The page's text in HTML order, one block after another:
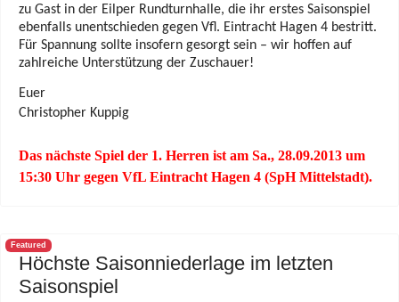
zu Gast in der Eilper Rundturnhalle, die ihr erstes Saisonspiel
ebenfalls unentschieden gegen Vfl. Eintracht Hagen 4 bestritt.
Für Spannung sollte insofern gesorgt sein – wir hoffen auf
zahlreiche Unterstützung der Zuschauer!
Euer
Christopher Kuppig
Das nächste Spiel der 1. Herren ist am Sa., 28.09.2013 um
15:30 Uhr gegen VfL Eintracht Hagen 4 (SpH Mittelstadt).
Featured
Höchste Saisonniederlage im letzten
Saisonspiel